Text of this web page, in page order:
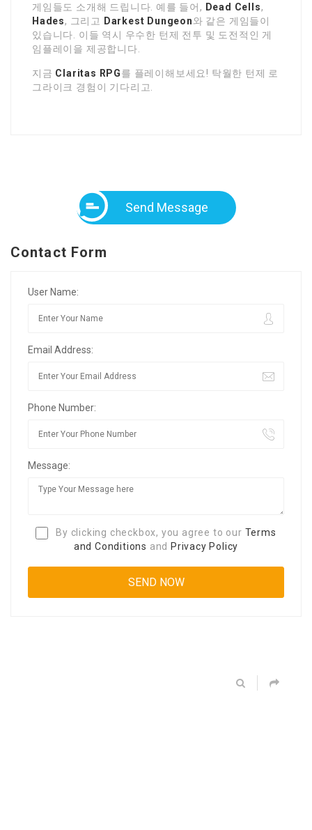
게임들도 소개해 드립니다. 예를 들어, Dead Cells,
Hades, 그리고 Darkest Dungeon와 같은 게임들이
있습니다. 이들 역시 우수한 턴제 전투 및 도전적인 게
임플레이을 제공합니다.
지금 Claritas RPG를 플레이해보세요! 탁월한 턴제 로
그라이크 경험이 기다리고.
Send Message
Contact Form
User Name:
Email Address:
Phone Number:
Message:
By clicking checkbox, you agree to our Terms
and Conditions and Privacy Policy